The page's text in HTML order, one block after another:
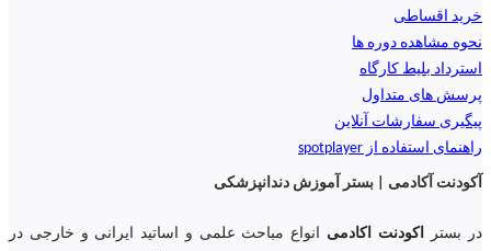
خرید اقساطی
نحوه مشاهده دوره ها
استرداد بلیط کارگاه
پرسش های متداول
پیگیری سفارشات آنلاین
راهنمای استفاده از spotplayer
آکودنت آکادمی | بستر آموزش دندانپزشکی
در بستر اکودنت اکادمی انواع مباحث علمی و اساتید ایرانی و خارجی در